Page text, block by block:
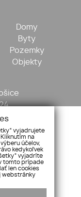
Domy
Byty
Pozemky
Objekty
vyjadrujete
na
účelov,
kedykoľvek
vyjadríte
tomto prípade
len cookies
webstránky